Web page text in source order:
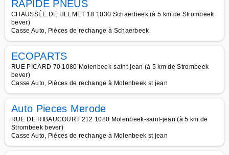
RAPIDE PNEUS
CHAUSSÉE DE HELMET 18 1030 Schaerbeek (à 5 km de Strombeek
bever)
Casse Auto, Pièces de rechange à Schaerbeek
ECOPARTS
RUE PICARD 70 1080 Molenbeek-saint-jean (à 5 km de Strombeek
bever)
Casse Auto, Pièces de rechange à Molenbeek st jean
Auto Pieces Merode
RUE DE RIBAUCOURT 212 1080 Molenbeek-saint-jean (à 5 km de
Strombeek bever)
Casse Auto, Pièces de rechange à Molenbeek st jean